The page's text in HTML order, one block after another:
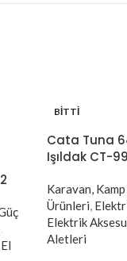
BITTI
Cata Tuna
Işıldak CT-
Karavan,
Ürünleri,
Elektrik
Aletleri